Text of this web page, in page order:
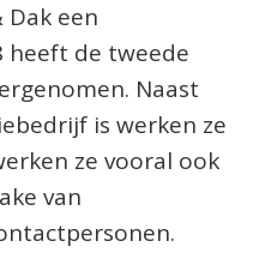
Dak een
heeft de tweede
Naast
is werken ze
ze vooral ook
van